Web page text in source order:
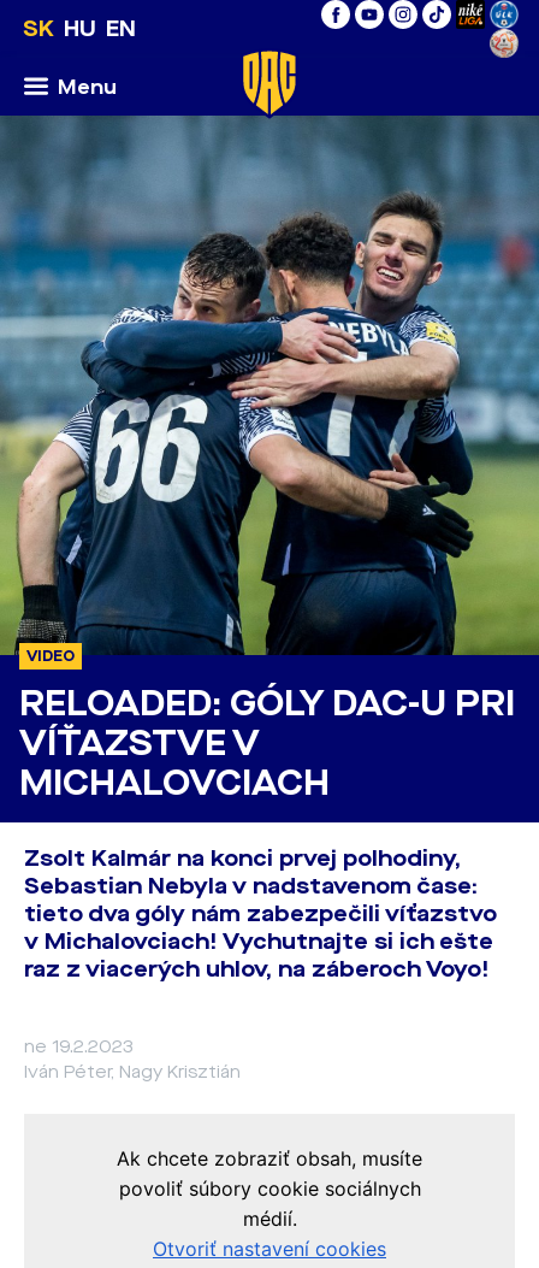
SK HU EN
Menu
VIDEO
RELOADED: GÓLY DAC-U PRI
VÍŤAZSTVE V
MICHALOVCIACH
Zsolt Kalmár na konci prvej polhodiny,
Sebastian Nebyla v nadstavenom čase:
tieto dva góly nám zabezpečili víťazstvo
v Michalovciach! Vychutnajte si ich ešte
raz z viacerých uhlov, na záberoch Voyo!
ne 19.2.2023
Iván Péter, Nagy Krisztián